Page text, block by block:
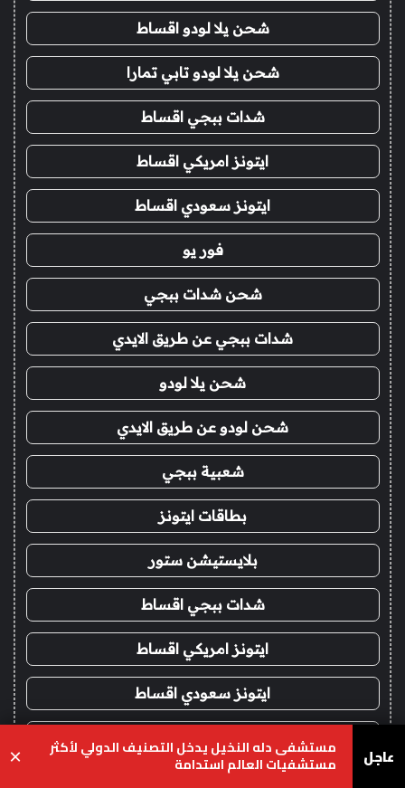
شحن يلا لودو اقساط
شحن يلا لودو تابي تمارا
شدات ببجي اقساط
ايتونز امريكي اقساط
ايتونز سعودي اقساط
فور يو
شحن شدات ببجي
شدات ببجي عن طريق الايدي
شحن يلا لودو
شحن لودو عن طريق الايدي
شعبية ببجي
بطاقات ايتونز
بلايستيشن ستور
شدات ببجي اقساط
ايتونز امريكي اقساط
ايتونز سعودي اقساط
عاجل مستشفى دله النخيل يدخل التصنيف الدولي لأكثر
مستشفيات العالم استدامة ×